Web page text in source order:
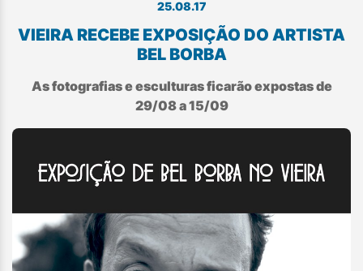
25.08.17
VIEIRA RECEBE EXPOSIÇÃO DO ARTISTA
BEL BORBA
As fotografias e esculturas ficarão expostas de
29/08 a 15/09